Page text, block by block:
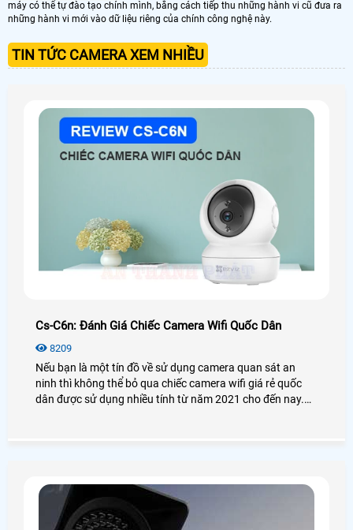
máy có thể tự đào tạo chính mình, bằng cách tiếp thu những hành vi cũ đưa ra
những hành vi mới vào dữ liệu riêng của chính công nghệ này.
TIN TỨC CAMERA XEM NHIỀU
Cs-C6n: Đánh Giá Chiếc Camera Wifi Quốc Dân
8209
Nếu bạn là một tín đồ về sử dụng camera quan sát an
ninh thì không thể bỏ qua chiếc camera wifi giá rẻ quốc
dân được sử dụng nhiều tính từ năm 2021 cho đến nay.